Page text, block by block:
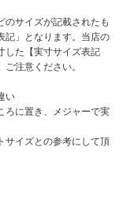
のサイズが記載されたも
記」となります。当店の
した【実寸サイズ表記
注意ください。
い
ろに置き、メジャーで実
サイズとの参考にして頂